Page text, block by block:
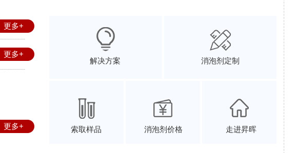
更多+
更多+
更多+
解决方案 消泡剂定制
索取样品 消泡剂价格 走进昇晖